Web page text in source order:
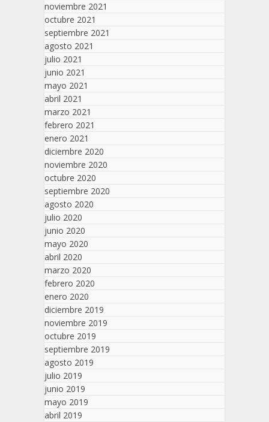
noviembre 2021
octubre 2021
septiembre 2021
agosto 2021
julio 2021
junio 2021
mayo 2021
abril 2021
marzo 2021
febrero 2021
enero 2021
diciembre 2020
noviembre 2020
octubre 2020
septiembre 2020
agosto 2020
julio 2020
junio 2020
mayo 2020
abril 2020
marzo 2020
febrero 2020
enero 2020
diciembre 2019
noviembre 2019
octubre 2019
septiembre 2019
agosto 2019
julio 2019
junio 2019
mayo 2019
abril 2019